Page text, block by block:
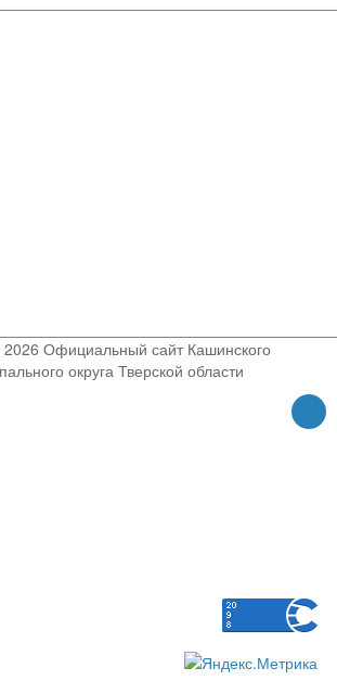
Официальный сайт Кашинского
округа Тверской области